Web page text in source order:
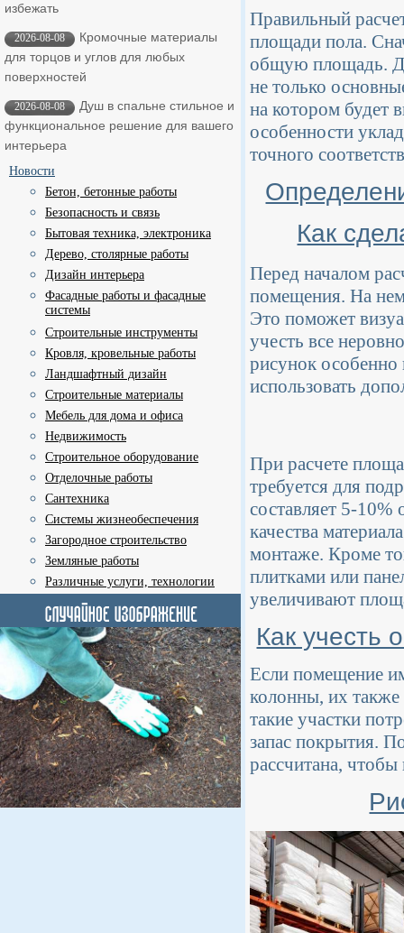
избежать
2026-08-08
Кромочные материалы
для торцов и углов для любых
поверхностей
2026-08-08
Душ в спальне стильное и
функциональное решение для вашего
интерьера
Новости
Бетон, бетонные работы
Безопасность и связь
Бытовая техника, электроника
Дерево, столярные работы
Дизайн интерьера
Фасадные работы и фасадные
системы
Строительные инструменты
Кровля, кровельные работы
Ландшафтный дизайн
Строительные материалы
Мебель для дома и офиса
Недвижимость
Строительное оборудование
Отделочные работы
Сантехника
Системы жизнеобеспечения
Загородное строительство
Земляные работы
Различные услуги, технологии
Правильный
площади пола.
общую площадь.
не только
на котором будет
особенности
точного
Как
Перед началом
помещения. На
Это поможет
учесть все
рисунок особенно
использовать
При расчете
требуется для
составляет 5-
качества
монтаже. Кроме
плитками или
увеличивают
Как учесть
Если помещение
колонны, их
такие участки
запас покрытия.
рассчитана, чтобы